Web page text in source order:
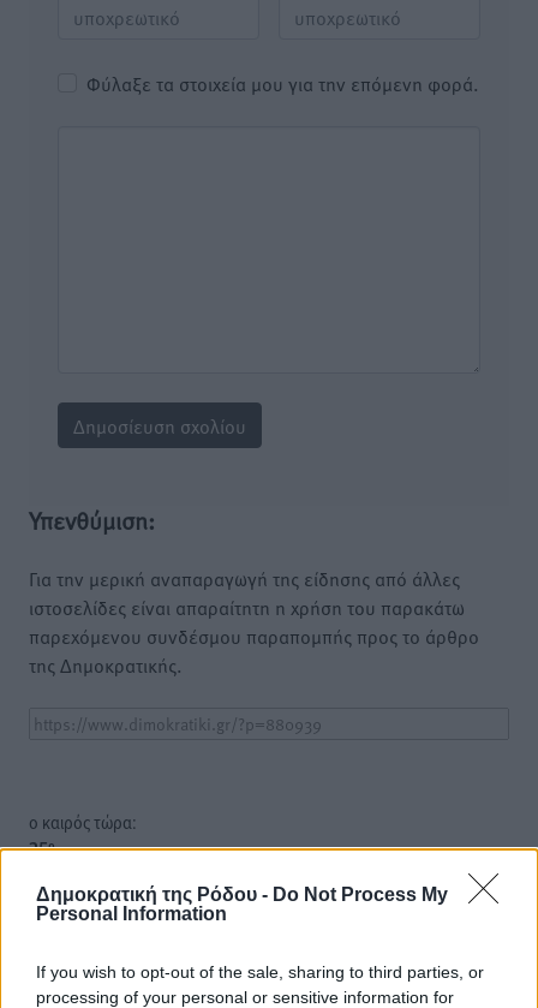
Δημοκρατική της Ρόδου - Do Not Process My
Personal Information
If you wish to opt-out of the sale, sharing to third parties, or
processing of your personal or sensitive information for
Φύλαξε τα στοιχεία μου για την επόμενη φορά.
Υπενθύμιση:
Για την μερική αναπαραγωγή της είδησης από άλλες
ιστοσελίδες είναι απαραίτητη η χρήση του παρακάτω
παρεχόμενου συνδέσμου παραπομπής προς το άρθρο
της Δημοκρατικής.
o καιρός τώρα:
25°
αίθριος καιρός
47%
Δ
25°/25°